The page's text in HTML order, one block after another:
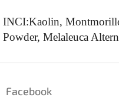
INCI:Kaolin,
Powder, Melaleuca
Facebook